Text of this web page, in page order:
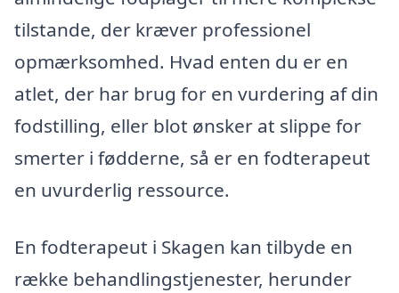
tilstande, der kræver professionel
opmærksomhed. Hvad enten du er en
atlet, der har brug for en vurdering af din
fodstilling, eller blot ønsker at slippe for
smerter i fødderne, så er en fodterapeut
en uvurderlig ressource.
En fodterapeut i Skagen kan tilbyde en
række behandlingstjenester, herunder